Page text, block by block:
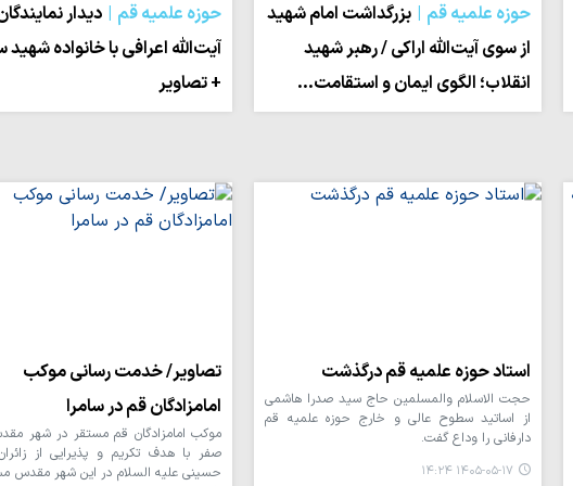
حوزه علمیه قم
بزرگداشت امام شهید
از سوی آیت‌الله اراکی / رهبر شهید
انقلاب؛ الگوی ایمان و استقامت…
حوزه علمیه قم
دیدار
آیت‌الله اعرافی با خانواده
+ تصاویر
استاد حوزه علمیه قم درگذشت
حجت الاسلام والمسلمین حاج سید صدرا هاشمی
از اساتید سطوح عالی و خارج حوزه علمیه قم
دارفانی را وداع گفت.
۱۴۰۵-۰۵-۱۷ ۱۴:۲۴
تصاویر/ خدمت رسانی موکب
امامزادگان قم در سامرا
صفر با هدف تکریم و پذیرایی از
حسینی علیه السلام در این شهر مقدس